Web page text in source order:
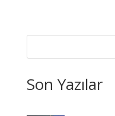
Son Yazılar